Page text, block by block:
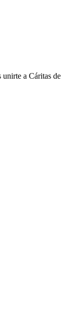
unirte a Cáritas de